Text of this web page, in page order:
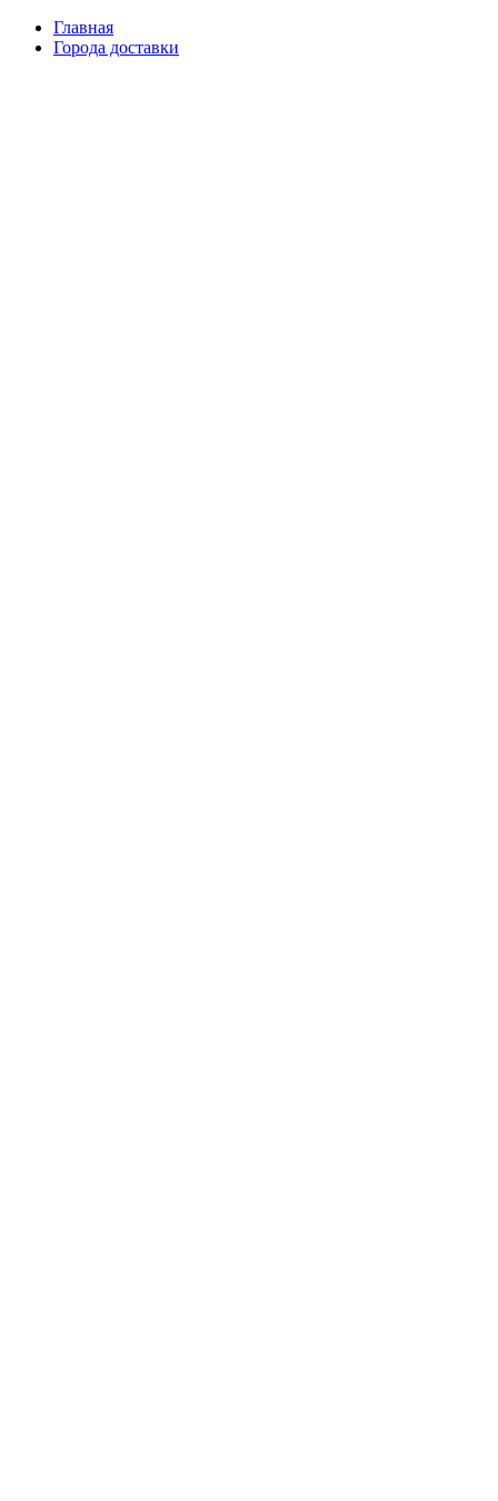
Главная
Города доставки